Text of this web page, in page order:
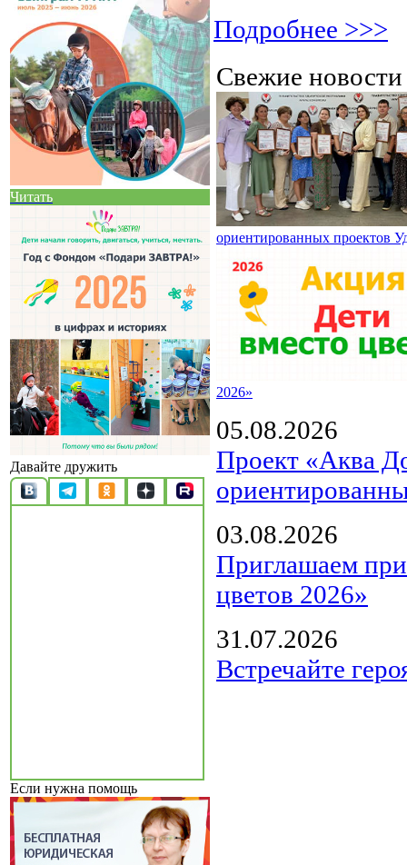
Читать
Давайте дружить
Если нужна помощь
Подробнее >>>
Свежие
ориентированных проектов
2026»
05.08.2026
Проект «Аква
03.08.2026
Приглашаем
цветов 2026»
31.07.2026
Встречайте